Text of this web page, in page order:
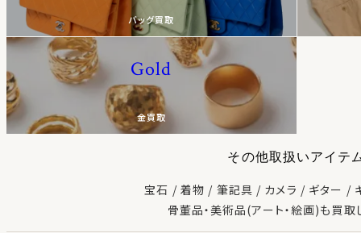
バッグ買取
Gold
金買取
その他取扱いアイテ
宝石 着物 筆記具 カメラ ギター
骨董品・美術品(アート・絵画)も買取